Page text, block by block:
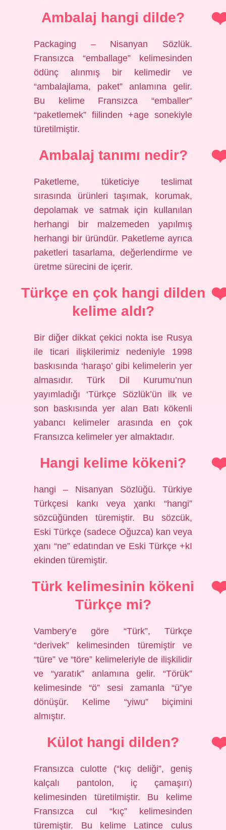
Ambalaj hangi dilde?
Packaging – Nisanyan Sözlük.
Fransızca “emballage” kelimesinden
ödünç alınmış bir kelimedir ve
“ambalajlama, paket” anlamına gelir.
Bu kelime Fransızca “emballer”
“paketlemek” fiilinden +age sonekiyle
türetilmiştir.
Ambalaj tanımı nedir?
Paketleme, tüketiciye teslimat
sırasında ürünleri taşımak, korumak,
depolamak ve satmak için kullanılan
herhangi bir malzemeden yapılmış
herhangi bir üründür. Paketleme ayrıca
paketleri tasarlama, değerlendirme ve
üretme sürecini de içerir.
Türkçe en çok hangi dilden
kelime aldı?
Bir diğer dikkat çekici nokta ise Rusya
ile ticari ilişkilerimiz nedeniyle 1998
baskısında ‘haraşo’ gibi kelimelerin yer
almasıdır. Türk Dil Kurumu’nun
yayımladığı ‘Türkçe Sözlük’ün ilk ve
son baskısında yer alan Batı kökenli
yabancı kelimeler arasında en çok
Fransızca kelimeler yer almaktadır.
Hangi kelime kökeni?
hangi – Nisanyan Sözlüğü. Türkiye
Türkçesi kankı veya χankı “hangi”
sözcüğünden türemiştir. Bu sözcük,
Eski Türkçe (sadece Oğuzca) kan veya
χanı “ne” edatından ve Eski Türkçe +kI
ekinden türemiştir.
Türk kelimesinin kökeni
Türkçe mi?
Vambery’e göre “Türk”, Türkçe
“derivek” kelimesinden türemiştir ve
“türe” ve “töre” kelimeleriyle de ilişkilidir
ve “yaratık” anlamına gelir. “Törük”
kelimesinde “ö” sesi zamanla “ü”ye
dönüşür. Kelime “yiwu” biçimini
almıştır.
Külot hangi dilden?
Fransızca culotte (“kıç deliği”, geniş
kalçalı pantolon, iç çamaşırı)
kelimesinden türetilmiştir. Bu kelime
Fransızca cul “kıç” kelimesinden
türemiştir. Bu kelime Latince culus